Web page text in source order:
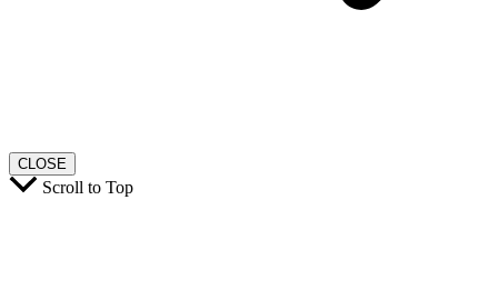
CLOSE
Scroll to Top